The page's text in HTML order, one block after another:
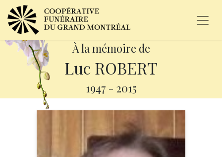
À la mémoire de
Luc ROBERT
1947 - 2015